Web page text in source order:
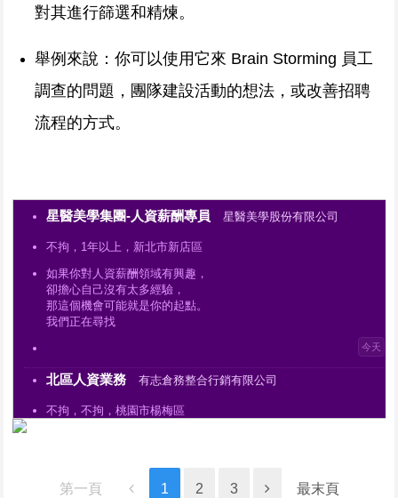
對其進行篩選和精煉。
舉例來說：你可以使用它來 Brain Storming 員工
調查的問題，團隊建設活動的想法，或改善招聘
流程的方式。
星醫美學集團-人資薪酬專員 星醫美學股份有限公司
不拘，1年以上，新北市新店區
如果你對人資薪酬領域有興趣，
卻擔心自己沒有太多經驗，
那這個機會可能就是你的起點。
我們正在尋找
今天
北區人資業務 有志倉務整合行銷有限公司
不拘，不拘，桃園市楊梅區
2. 達成業績目標與
第一頁 1 2 3 最末頁